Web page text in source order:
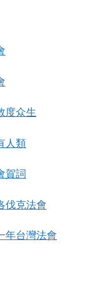
度众生
人類
賀詞
伐克法會
年台灣法會